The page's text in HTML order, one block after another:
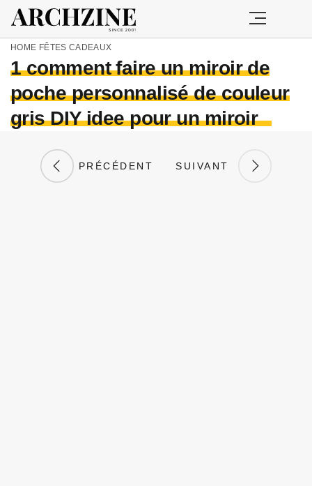
HOME FÊTES CADEAUX
1 comment faire un miroir de
poche personnalisé de couleur
gris DIY idee pour un miroir
PRÉCÉDENT SUIVANT